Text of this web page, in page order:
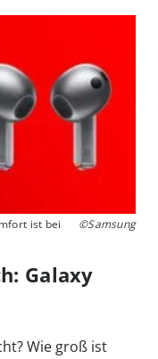
ist bei
©Samsung
Galaxy
Wie groß ist